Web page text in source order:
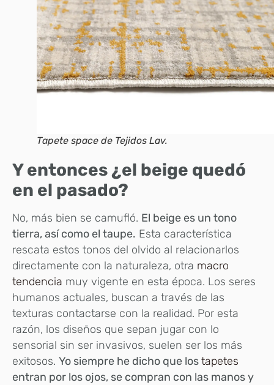
Tapete space de Tejidos Lav.
Y entonces ¿el beige quedó
en el pasado?
No, más bien se camufló. El beige es un tono
tierra, así como el taupe. Esta característica
rescata estos tonos del olvido al relacionarlos
directamente con la naturaleza, otra macro
tendencia muy vigente en esta época. Los seres
humanos actuales, buscan a través de las
texturas contactarse con la realidad. Por esta
razón, los diseños que sepan jugar con lo
sensorial sin ser invasivos, suelen ser los más
exitosos. Yo siempre he dicho que lostapetes
entran por los ojos, se compran con las manos y